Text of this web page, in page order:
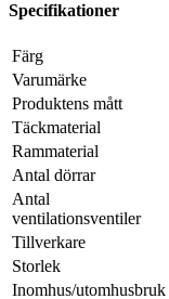
Specifikationer
Färg
Varumärke
Produktens mått
Täckmaterial
Rammaterial
Antal dörrar
Antal
ventilationsventiler
Tillverkare
Storlek
Inomhus/utomhusbruk